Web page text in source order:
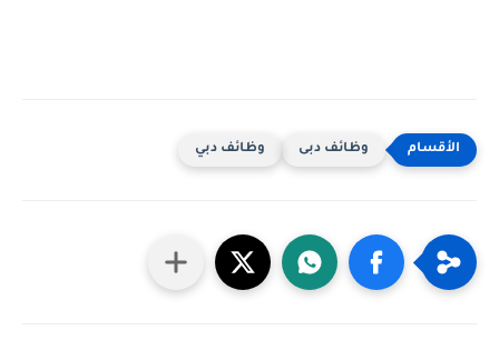
وظائف دبى وظائف دبي